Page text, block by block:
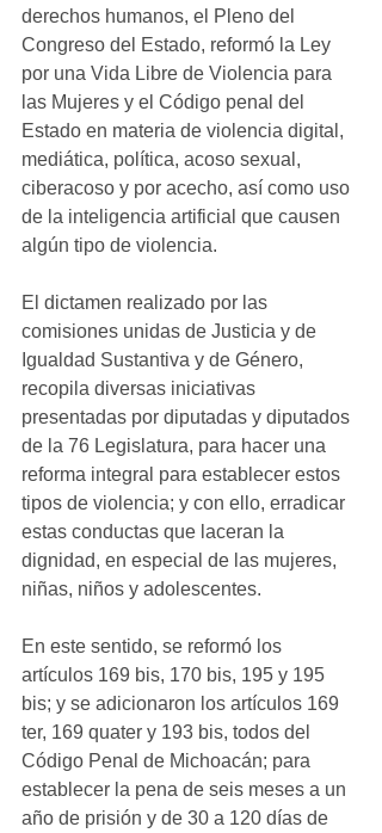
derechos humanos, el Pleno del
Congreso del Estado, reformó la Ley
por una Vida Libre de Violencia para
las Mujeres y el Código penal del
Estado en materia de violencia digital,
mediática, política, acoso sexual,
ciberacoso y por acecho, así como uso
de la inteligencia artificial que causen
algún tipo de violencia.
El dictamen realizado por las
comisiones unidas de Justicia y de
Igualdad Sustantiva y de Género,
recopila diversas iniciativas
presentadas por diputadas y diputados
de la 76 Legislatura, para hacer una
reforma integral para establecer estos
tipos de violencia; y con ello, erradicar
estas conductas que laceran la
dignidad, en especial de las mujeres,
niñas, niños y adolescentes.
En este sentido, se reformó los
artículos 169 bis, 170 bis, 195 y 195
bis; y se adicionaron los artículos 169
ter, 169 quater y 193 bis, todos del
Código Penal de Michoacán; para
establecer la pena de seis meses a un
año de prisión y de 30 a 120 días de